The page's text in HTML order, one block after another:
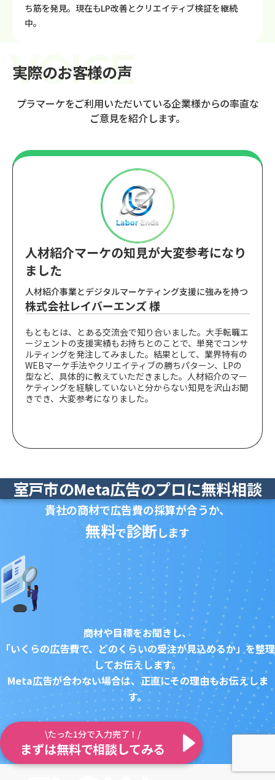
ち筋を発見。現在もLP改善とクリエイティブ検証を継続
中。
実際のお客様の声
プラマーケをご利用いただいている企業様からの率直な
ご意見を紹介します。
人材紹介マーケの知見が大変参考になり
ました
人材紹介事業とデジタルマーケティング支援に強みを持つ
株式会社レイバーエンズ 様
もともとは、とある交流会で知り合いました。大手転職エ
ージェントの支援実績もお持ちとのことで、単発でコンサ
ルティングを発注してみました。結果として、業界特有の
WEBマーケ手法やクリエイティブの勝ちパターン、LPの
型など、具体的に教えていただきました。人材紹介のマー
ケティングを経験していないと分からない知見を沢山お聞
きでき、大変参考になりました。
室戸市のMeta広告のプロに無料相談
貴社の商材で広告費の採算が合うか、
無料で診断します
商材や目標をお聞きし、
「いくらの広告費で、どのくらいの受注が見込めるか」を整理
してお伝えします。
Meta広告が合わない場合は、正直にその理由もお伝えしま
す。
\たった1分で入力完了！/
まずは無料で相談してみる